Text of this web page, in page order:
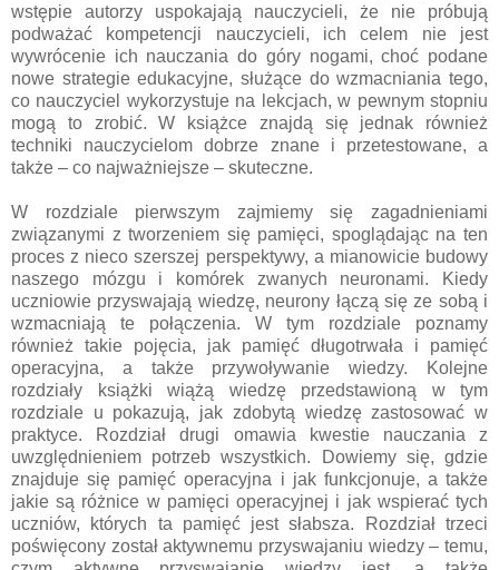
wstępie autorzy uspokajają nauczycieli, że nie próbują
podważać kompetencji nauczycieli, ich celem nie jest
wywrócenie ich nauczania do góry nogami, choć podane
nowe strategie edukacyjne, służące do wzmacniania tego,
co nauczyciel wykorzystuje na lekcjach, w pewnym stopniu
mogą to zrobić. W książce znajdą się jednak również
techniki nauczycielom dobrze znane i przetestowane, a
także – co najważniejsze – skuteczne.
W rozdziale pierwszym zajmiemy się zagadnieniami
związanymi z tworzeniem się pamięci, spoglądając na ten
proces z nieco szerszej perspektywy, a mianowicie budowy
naszego mózgu i komórek zwanych neuronami. Kiedy
uczniowie przyswajają wiedzę, neurony łączą się ze sobą i
wzmacniają te połączenia. W tym rozdziale poznamy
również takie pojęcia, jak pamięć długotrwała i pamięć
operacyjna, a także przywoływanie wiedzy. Kolejne
rozdziały książki wiążą wiedzę przedstawioną w tym
rozdziale u pokazują, jak zdobytą wiedzę zastosować w
praktyce. Rozdział drugi omawia kwestie nauczania z
uwzględnieniem potrzeb wszystkich. Dowiemy się, gdzie
znajduje się pamięć operacyjna i jak funkcjonuje, a także
jakie są różnice w pamięci operacyjnej i jak wspierać tych
uczniów, których ta pamięć jest słabsza. Rozdział trzeci
poświęcony został aktywnemu przyswajaniu wiedzy – temu,